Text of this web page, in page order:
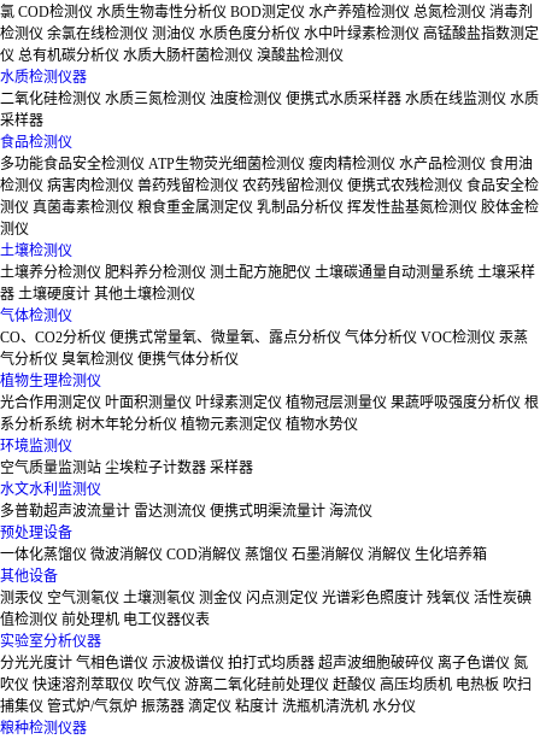
氯 COD检测仪 水质生物毒性分析仪 BOD测定仪 水产养殖检测仪 总氮检测仪 消毒剂
检测仪 余氯在线检测仪 测油仪 水质色度分析仪 水中叶绿素检测仪 高锰酸盐指数测定
仪 总有机碳分析仪 水质大肠杆菌检测仪 溴酸盐检测仪
水质检测仪器
二氧化硅检测仪 水质三氮检测仪 浊度检测仪 便携式水质采样器 水质在线监测仪 水质
采样器
食品检测仪
多功能食品安全检测仪 ATP生物荧光细菌检测仪 瘦肉精检测仪 水产品检测仪 食用油
检测仪 病害肉检测仪 兽药残留检测仪 农药残留检测仪 便携式农残检测仪 食品安全检
测仪 真菌毒素检测仪 粮食重金属测定仪 乳制品分析仪 挥发性盐基氮检测仪 胶体金检
测仪
土壤检测仪
土壤养分检测仪 肥料养分检测仪 测土配方施肥仪 土壤碳通量自动测量系统 土壤采样
器 土壤硬度计 其他土壤检测仪
气体检测仪
CO、CO2分析仪 便携式常量氧、微量氧、露点分析仪 气体分析仪 VOC检测仪 汞蒸
气分析仪 臭氧检测仪 便携气体分析仪
植物生理检测仪
光合作用测定仪 叶面积测量仪 叶绿素测定仪 植物冠层测量仪 果蔬呼吸强度分析仪 根
系分析系统 树木年轮分析仪 植物元素测定仪 植物水势仪
环境监测仪
空气质量监测站 尘埃粒子计数器 采样器
水文水利监测仪
多普勒超声波流量计 雷达测流仪 便携式明渠流量计 海流仪
预处理设备
一体化蒸馏仪 微波消解仪 COD消解仪 蒸馏仪 石墨消解仪 消解仪 生化培养箱
其他设备
测汞仪 空气测氡仪 土壤测氡仪 测金仪 闪点测定仪 光谱彩色照度计 残氧仪 活性炭碘
值检测仪 前处理机 电工仪器仪表
实验室分析仪器
分光光度计 气相色谱仪 示波极谱仪 拍打式均质器 超声波细胞破碎仪 离子色谱仪 氮
吹仪 快速溶剂萃取仪 吹气仪 游离二氧化硅前处理仪 赶酸仪 高压均质机 电热板 吹扫
捕集仪 管式炉/气氛炉 振荡器 滴定仪 粘度计 洗瓶机清洗机 水分仪
粮种检测仪器